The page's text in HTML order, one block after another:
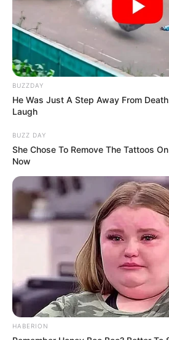
Szerző
Post
navigation
Previous ArticlePrevious
article:
FRISS!!! Zokogva sírva
állt a kamerák elé!
Megtörte a csendet
Varga Judit,
nyilvánosan megszólalt
– Videó:
BUZZDAY
He Was Just A Step Away From
Laugh
BUZZ DAY
She Chose To Remove The Tattoos
Now
HABERION